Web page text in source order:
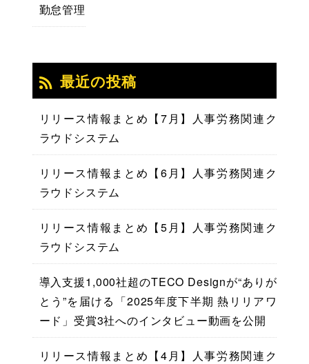
勤怠管理
最近の投稿
リリース情報まとめ【7月】人事労務関連ク
ラウドシステム
リリース情報まとめ【6月】人事労務関連ク
ラウドシステム
リリース情報まとめ【5月】人事労務関連ク
ラウドシステム
導入支援1,000社超のTECO Designが“ありが
とう”を届ける「2025年度下半期 熱リリアワ
ード」受賞3社へのインタビュー動画を公開
リリース情報まとめ【4月】人事労務関連ク